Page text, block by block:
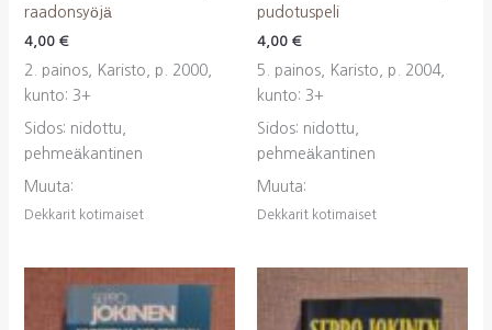
raadonsyöjä
4,00 €
2. painos, Karisto, p. 2000,
kunto: 3+
Sidos: nidottu,
pehmeäkantinen
Muuta:
Dekkarit kotimaiset
pudotuspeli
4,00 €
5. painos, Karisto, p. 2004,
kunto: 3+
Sidos: nidottu,
pehmeäkantinen
Muuta:
Dekkarit kotimaiset